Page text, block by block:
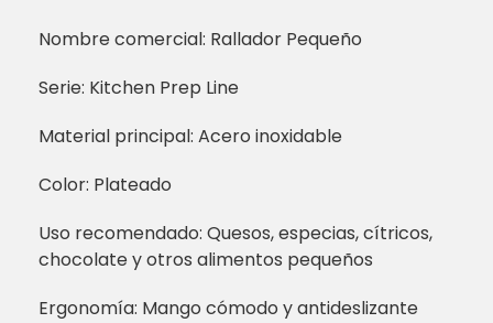
Nombre comercial: Rallador Pequeño
Serie: Kitchen Prep Line
Material principal: Acero inoxidable
Color: Plateado
Uso recomendado: Quesos, especias, cítricos,
chocolate y otros alimentos pequeños
Ergonomía: Mango cómodo y antideslizante